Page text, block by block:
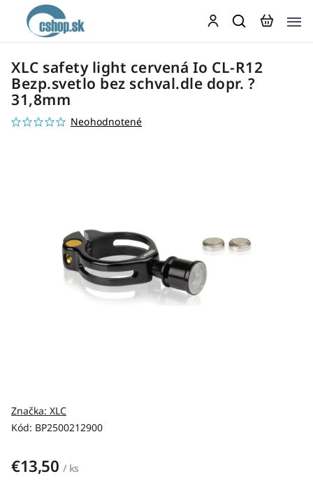
XLC safety light cervená Io CL-R12
Bezp.svetlo bez schval.dle dopr. ?
31,8mm
Neohodnotené
Kód: BP2500212900
Značka: XLC
€13,50 / ks